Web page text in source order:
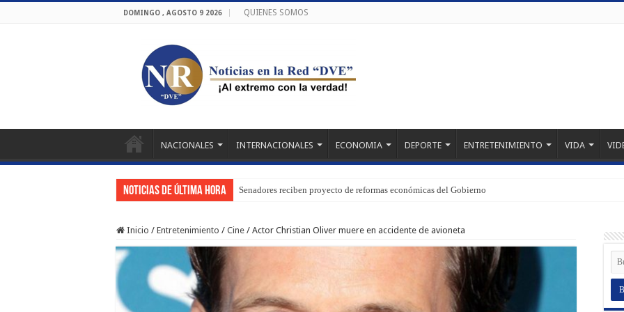
DOMINGO , AGOSTO 9 2026 QUIENES SOMOS
NACIONALES INTERNACIONALES ECONOMIA DEPORTE ENTRETENIMIENTO VIDA
Noticias de última hora Senadores reciben proyecto de reformas económicas del Gobierno
Inicio / Entretenimiento / Cine / Actor Christian Oliver muere en accidente de avioneta